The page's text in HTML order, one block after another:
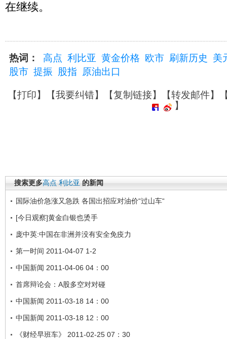
在继续。
热词： 高点 利比亚 黄金价格 欧市 刷新历史
美
股市 提振 股指 原油出口
【打印】【我要纠错】【复制链接】【转发邮件】
】
搜索更多高点 利比亚 的新闻
国际油价急涨又急跌 各国出招应对油价“过山车“
[今日观察]黄金白银也烫手
庞中英:中国在非洲并没有安全免疫力
第一时间 2011-04-07 1-2
中国新闻 2011-04-06 04：00
首席辩论会：A股多空对对碰
中国新闻 2011-03-18 14：00
中国新闻 2011-03-18 12：00
《财经早班车》 2011-02-25 07：30